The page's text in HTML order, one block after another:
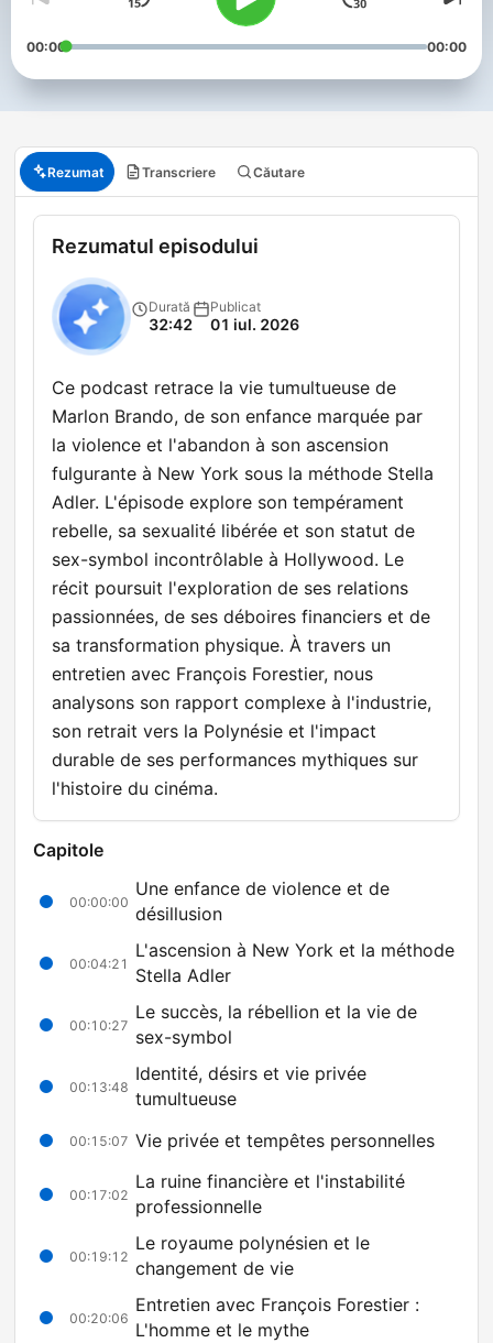
00:00 00:00
Rezumat Transcriere Căutare
Rezumatul episodului
Durată
32:42
Publicat
01 iul. 2026
Ce podcast retrace la vie tumultueuse de
Marlon Brando, de son enfance marquée par
la violence et l'abandon à son ascension
fulgurante à New York sous la méthode Stella
Adler. L'épisode explore son tempérament
rebelle, sa sexualité libérée et son statut de
sex-symbol incontrôlable à Hollywood. Le
récit poursuit l'exploration de ses relations
passionnées, de ses déboires financiers et de
sa transformation physique. À travers un
entretien avec François Forestier, nous
analysons son rapport complexe à l'industrie,
son retrait vers la Polynésie et l'impact
durable de ses performances mythiques sur
l'histoire du cinéma.
Capitole
00:00:00
Une enfance de violence et de
désillusion
00:04:21
L'ascension à New York et la méthode
Stella Adler
00:10:27
Le succès, la rébellion et la vie de
sex-symbol
00:13:48
Identité, désirs et vie privée
tumultueuse
00:15:07 Vie privée et tempêtes personnelles
00:17:02
La ruine financière et l'instabilité
professionnelle
00:19:12
Le royaume polynésien et le
changement de vie
00:20:06
Entretien avec François Forestier :
L'homme et le mythe